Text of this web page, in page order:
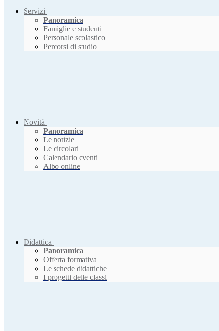
Servizi
Panoramica
Famiglie e studenti
Personale scolastico
Percorsi di studio
Novità
Panoramica
Le notizie
Le circolari
Calendario eventi
Albo online
Didattica
Panoramica
Offerta formativa
Le schede didattiche
I progetti delle classi